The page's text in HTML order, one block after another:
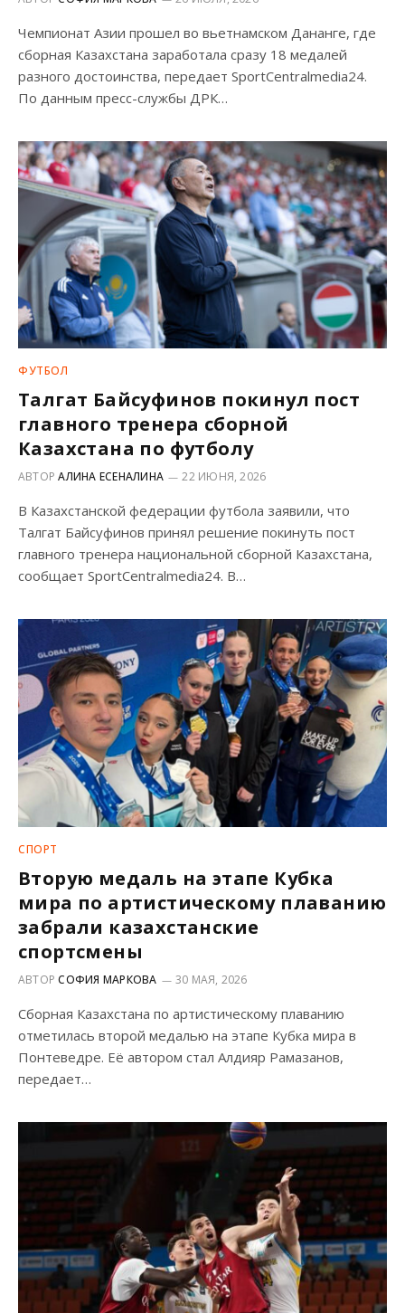
Чемпионат Азии прошел во вьетнамском Дананге, где
сборная Казахстана заработала сразу 18 медалей
разного достоинства, передает SportCentralmedia24.
По данным пресс-службы ДРК…
ФУТБОЛ
Талгат Байсуфинов покинул пост
главного тренера сборной
Казахстана по футболу
АВТОРАЛИНА ЕСЕНАЛИНА 22 ИЮНЯ, 2026
В Казахстанской федерации футбола заявили, что
Талгат Байсуфинов принял решение покинуть пост
главного тренера национальной сборной Казахстана,
сообщает SportCentralmedia24. В…
СПОРТ
Вторую медаль на этапе Кубка
мира по артистическому плаванию
забрали казахстанские
спортсмены
АВТОРСОФИЯ МАРКОВА 30 МАЯ, 2026
Сборная Казахстана по артистическому плаванию
отметилась второй медалью на этапе Кубка мира в
Понтеведре. Её автором стал Алдияр Рамазанов,
передает…